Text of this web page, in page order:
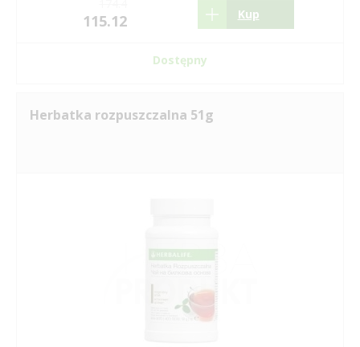
115.12 Kup
Dostępny
Herbatka rozpuszczalna 51g